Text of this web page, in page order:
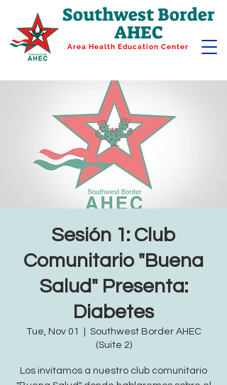
Southwest Border
AHEC
Area Health Education Center
Sesión 1: Club
Comunitario "Buena
Salud" Presenta:
Diabetes
Tue, Nov 01
Southwest Border AHEC
(Suite 2)
Los invitamos a nuestro club comunitario